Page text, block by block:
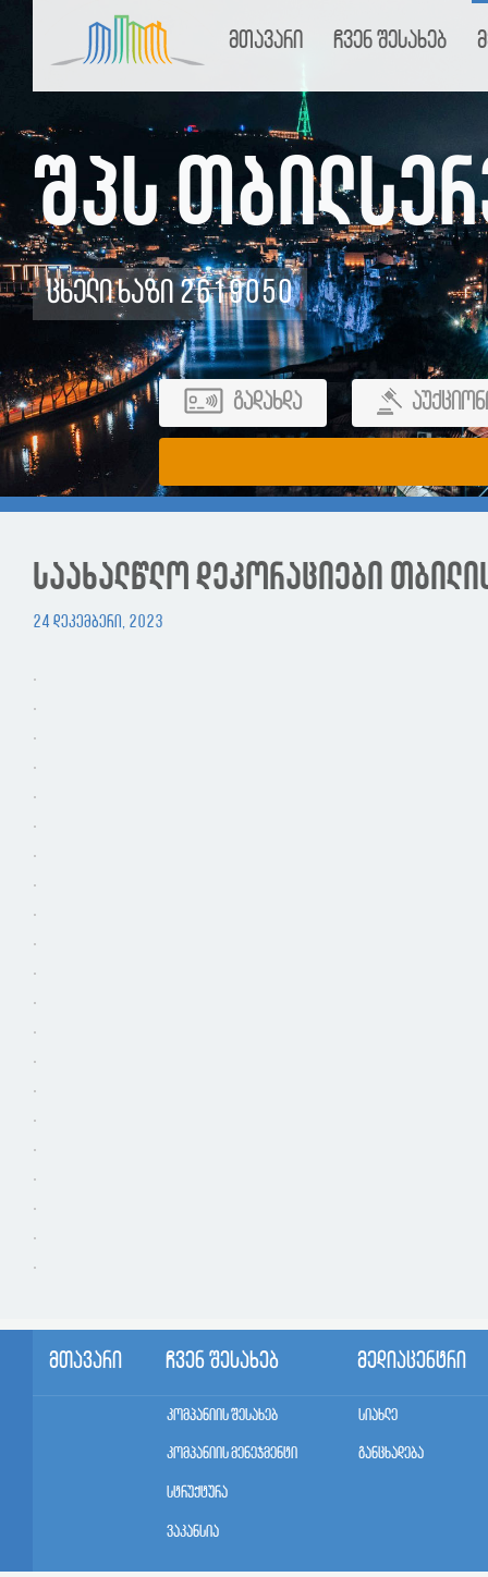
მთავარი ჩვენ შესახებ
შპს
ცხელი ხაზი 2619050
გადახდა
საახალწლო დეკორაციები
24 დეკემბერი, 2023
მთავარი ჩვენ შესახებ მედიაცენტრი
კომპანიის შესახებ სიახლე
კომპანიის მენეჯმენტი განცხადება
სტრუქტურა
ვაკანსია